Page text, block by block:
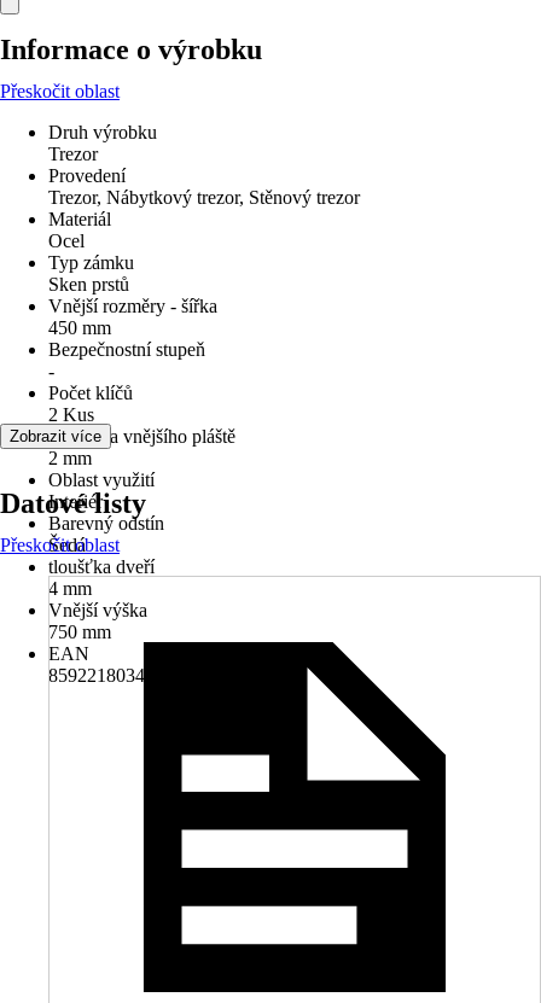
Informace o výrobku
Přeskočit oblast
Druh výrobku
Trezor
Provedení
Trezor, Nábytkový trezor, Stěnový trezor
Materiál
Ocel
Typ zámku
Sken prstů
Vnější rozměry - šířka
450 mm
Bezpečnostní stupeň
-
Počet klíčů
2 Kus
Tloušťka vnějšího pláště
2 mm
Oblast využití
Interiér
Barevný odstín
Šedá
tloušťka dveří
4 mm
Vnější výška
750 mm
EAN
8592218034905
Zobrazit více
Datové listy
Přeskočit oblast